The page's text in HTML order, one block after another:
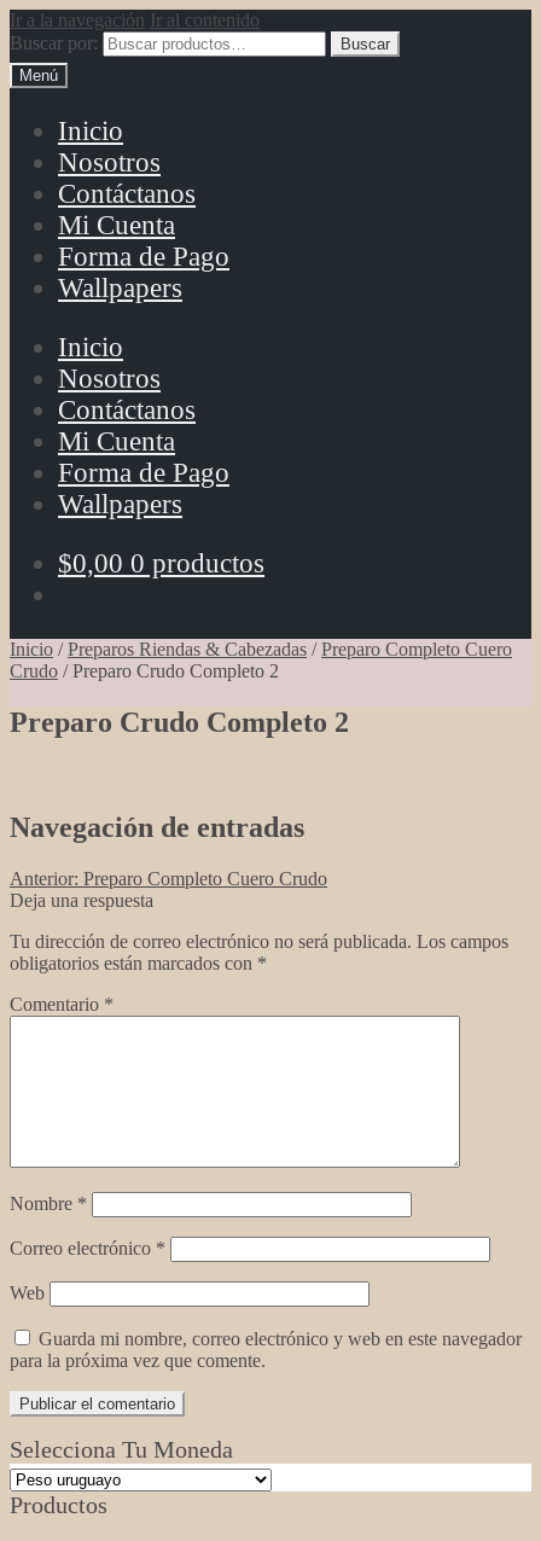
Ir a la navegación Ir al contenido
Buscar por:
Buscar
Menú
Inicio
Nosotros
Contáctanos
Mi Cuenta
Forma de Pago
Wallpapers
Inicio
Nosotros
Contáctanos
Mi Cuenta
Forma de Pago
Wallpapers
$0,00 0 productos
Inicio /Preparos Riendas & Cabezadas /Preparo Completo Cuero
Crudo /Preparo Crudo Completo 2
Preparo Crudo Completo 2
Navegación de entradas
Anterior: Preparo Completo Cuero Crudo
Deja una respuesta
Tu dirección de correo electrónico no será publicada. Los campos
obligatorios están marcados con *
Comentario *
Nombre *
Correo electrónico *
Web
Guarda mi nombre, correo electrónico y web en este navegador
para la próxima vez que comente.
Selecciona Tu Moneda
Productos